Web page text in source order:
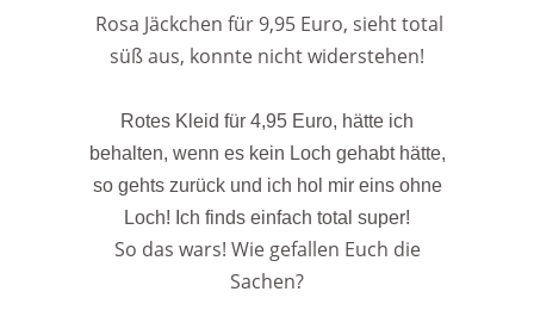
Rosa Jäckchen für 9,95 Euro, sieht total
süß aus, konnte nicht widerstehen!
Rotes Kleid für 4,95 Euro, hätte ich
behalten, wenn es kein Loch gehabt hätte,
so gehts zurück und ich hol mir eins ohne
Loch! Ich finds einfach total super!
So das wars! Wie gefallen Euch die
Sachen?